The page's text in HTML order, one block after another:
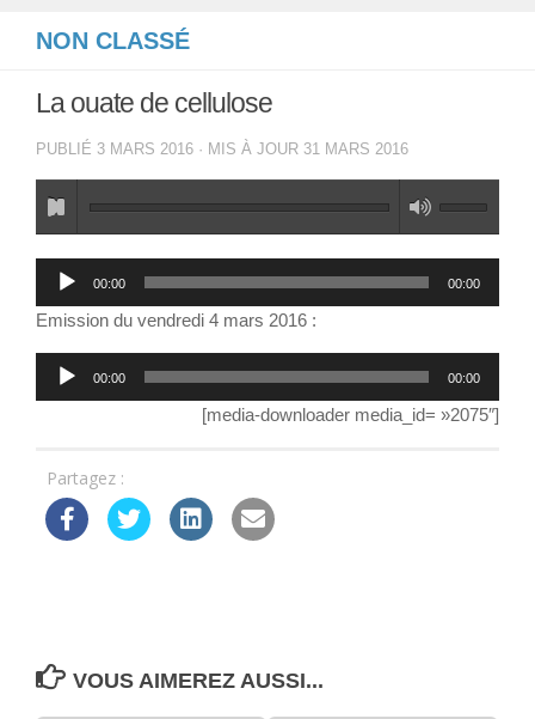
NON CLASSÉ
La ouate de cellulose
PUBLIÉ 3 MARS 2016 · MIS À JOUR 31 MARS 2016
Lecteur
00:00 00:00
Emission du vendredi 4 mars 2016 :
Lecteur
00:00 00:00
[media-downloader media_id= »2075″]
Partagez :
VOUS AIMEREZ AUSSI...